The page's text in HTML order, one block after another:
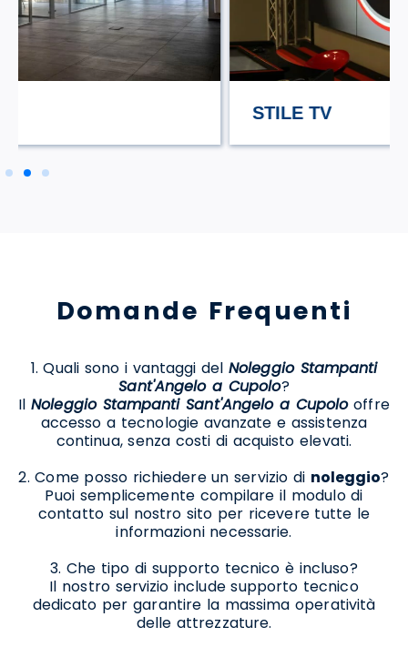
Domande Frequenti
1. Quali sono i vantaggi delNoleggio Stampanti
Sant'Angelo a Cupolo?
IlNoleggio Stampanti Sant'Angelo a Cupolooffre
accesso a tecnologie avanzate e assistenza
continua, senza costi di acquisto elevati.
2. Come posso richiedere un servizio di noleggio?
Puoi semplicemente compilare il modulo di
contatto sul nostro sito per ricevere tutte le
informazioni necessarie.
3. Che tipo di supporto tecnico è incluso?
Il nostro servizio include supporto tecnico
dedicato per garantire la massima operatività
delle attrezzature.